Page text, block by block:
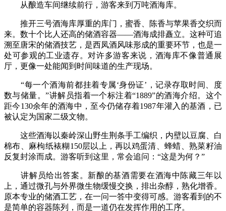
从酿造车间继续前行，游客来到万吨酒海库。
推开三号酒海库厚重的库门，蜜香、陈香与苹果香交织而
来。数十个比人还高的储酒容器——酒海成排矗立。这种可追
溯至唐宋的储酒技艺，是西凤酒风味形成的重要环节，也是一
处可参观的工业遗存。对许多游客来说，酒海库不像普通展
厅，更像一处能闻到时间味道的生产现场。
“每一个酒海前都挂着专属‘身份证’，记录存取时间、度
数与储量。”讲解员指着一个标注着“1889”的酒海介绍。这个
距今130余年的酒海中，至今仍储存着1987年灌入的基酒，已
被认定为国家二级文物。
这些酒海以秦岭深山野生荆条手工编织，内壁以豆腐、白
棉布、麻枸纸裱糊150层以上，再以鸡蛋清、蜂蜡、熟菜籽油
反复封涂而成。游客听到这里，常会追问：“这是为何？”
讲解员给出答案。新酿的基酒需要在酒海中陈藏三年以
上，通过微孔与外界微生物缓慢交换，排出杂醇，熟化增香。
原本专业的储酒工艺，在一问一答中变得可感。游客看到的不
是简单的容器陈列，而是一道仍在发挥作用的工序。